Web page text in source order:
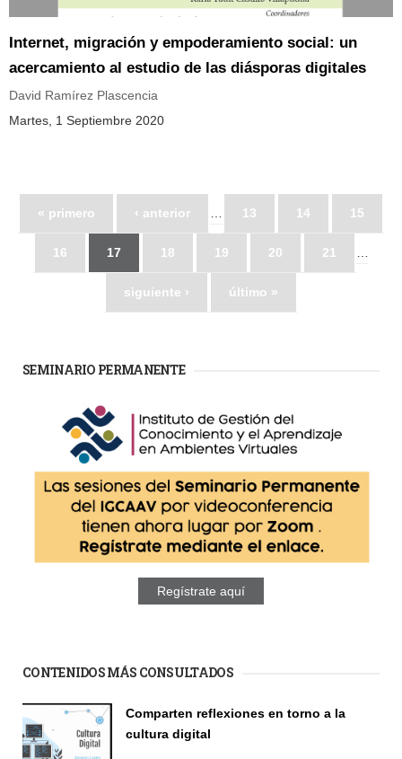
Internet, migración y empoderamiento social: un
acercamiento al estudio de las diásporas digitales
David Ramírez Plascencia
Martes, 1 Septiembre 2020
« primero ‹ anterior 13 14 15
16 17 18 19 20 21
siguiente › último »
SEMINARIO PERMANENTE
Regístrate aquí
CONTENIDOS MÁS CONSULTADOS
Comparten reflexiones en torno a la
cultura digital